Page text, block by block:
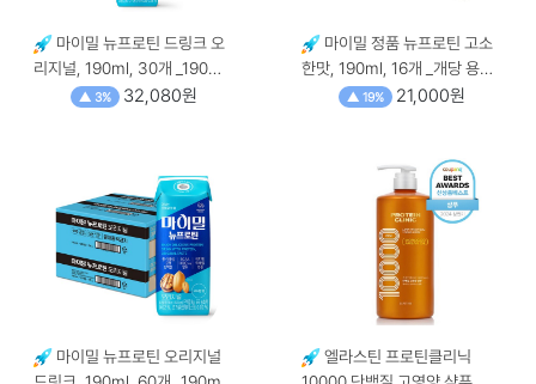
마이밀 뉴프로틴 드링크 오
리지널, 190ml, 30개 _190ml
× 30개▲ 3% 32,080원
마이밀 정품 뉴프로틴 고소
한맛, 190ml, 16개 _개당 용량
× 수량, 190ml × 16개
▲ 19% 21,000원
마이밀 뉴프로틴 오리지널
엘라스틴 프로틴클리닉